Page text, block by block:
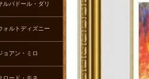
ルバドール・ダリ
ォルトディズニー
ョアン・ミロ